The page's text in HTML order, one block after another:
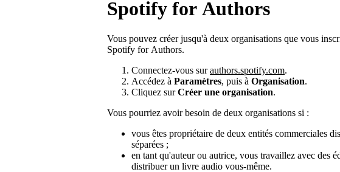
Spotify for Authors
Vous pouvez créer jusqu'à deux organisations que vous
Spotify for Authors.
Connectez-vous surauthors.spotify.com.
Accédez à Paramètres, puis à Organisation.
Cliquez surCréer une organisation.
Vous pourriez avoir besoin de deux organisations si :
vous êtes propriétaire de deux entités commerciales
séparées ;
en tant qu'auteur ou autrice, vous travaillez avec des
distribuer un livre audio vous-même.